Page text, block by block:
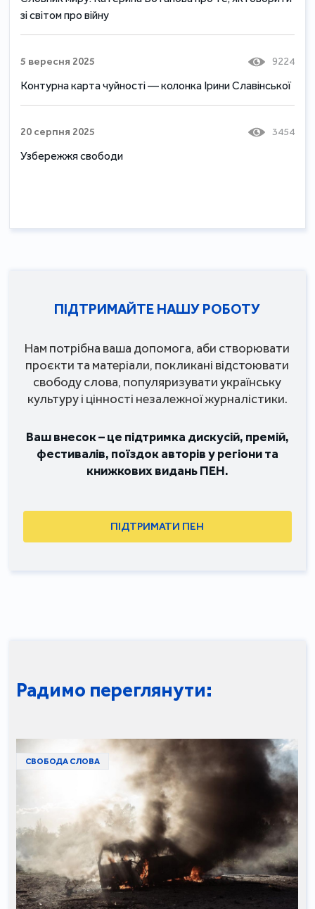
зі світом про війну
5 вересня 2025 9224
Контурна карта чуйності — колонка Ірини Славінської
20 серпня 2025 3454
Узбережжя свободи
ПІДТРИМАЙТЕ НАШУ РОБОТУ
Нам потрібна ваша допомога, аби створювати
проєкти та матеріали, покликані відстоювати
свободу слова, популяризувати українську
культуру і цінності незалежної журналістики.
Ваш внесок – це підтримка дискусій, премій,
фестивалів, поїздок авторів у регіони та
книжкових видань ПЕН.
ПІДТРИМАТИ ПЕН
Радимо переглянути:
СВОБОДА СЛОВА